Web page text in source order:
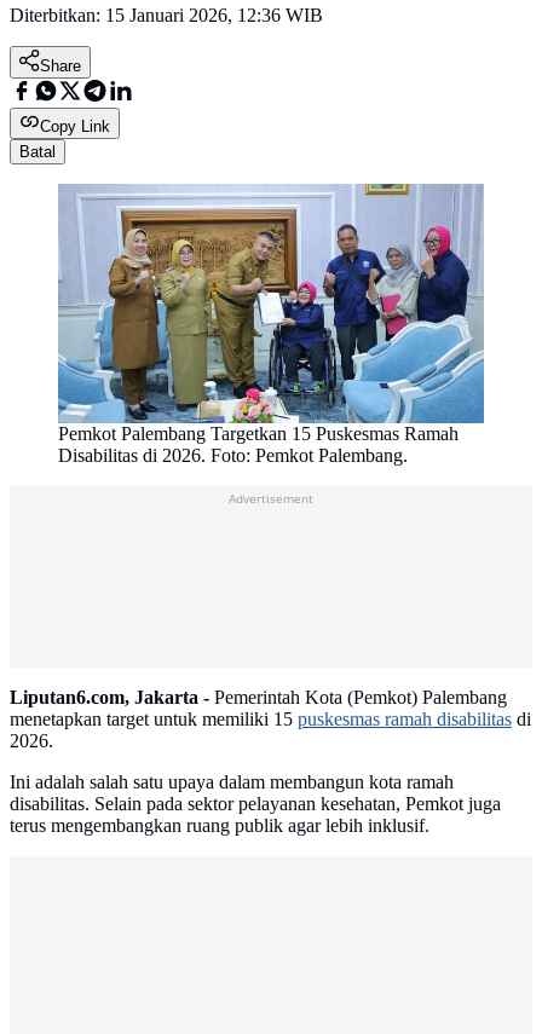
Diterbitkan: 15 Januari 2026, 12:36 WIB
Share
Copy Link
Batal
Pemkot Palembang Targetkan 15 Puskesmas Ramah
Disabilitas di 2026. Foto: Pemkot Palembang.
Advertisement
Liputan6.com, Jakarta - Pemerintah Kota (Pemkot) Palembang
menetapkan target untuk memiliki 15 puskesmas ramah disabilitas di
2026.
Ini adalah salah satu upaya dalam membangun kota ramah
disabilitas. Selain pada sektor pelayanan kesehatan, Pemkot juga
terus mengembangkan ruang publik agar lebih inklusif.